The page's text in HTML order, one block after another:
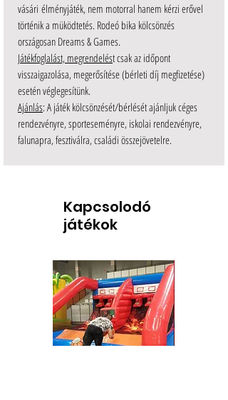
vásári élményjáték, nem motorral hanem kérzi erővel
történik a müködtetés. Rodeó bika kölcsönzés
országosan Dreams & Games.
Játékfoglalást, megrendelést csak az időpont
visszaigazolása, megerősítése (bérleti díj megfizetése)
esetén véglegesítünk.
Ajánlás: A játék kölcsönzését/bérlését ajánljuk céges
rendezvényre, sporteseményre, iskolai rendezvényre,
falunapra, fesztiválra, családi összejövetelre.
Kapcsolodó
játékok